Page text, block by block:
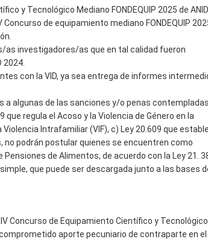
y Tecnológico Mediano FONDEQUIP 2025 de
de equipamiento mediano FONDEQUIP
as investigadores/as que en tal calidad fueron
2024.
con la VID, ya sea entrega de informes
algunas de las sanciones y/o penas
regula el Acoso y la Violencia de Género en la
Intrafamiliar (VIF), c) Ley 20.609 que
podrán postular quienes se encuentren como
de Alimentos, de acuerdo con la Ley 21.
que puede ser descargada junto a las bases
Concurso de Equipamiento Científico y Tecnológico
aporte pecuniario de contraparte en